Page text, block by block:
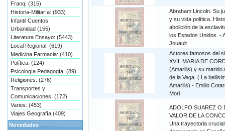
Abraham Lincoln. Su
y su vida política.
abolición de la
los Estados Unidos. -
Jouault
Actores famosos del
XVII. MARIA DE
(Amarilis) y su marido
de la Vega. ( La
Amarilis) - Emilio
Mori
ADOLFO SUAREZ O
VALOR DE LA
Una trayectoria
Franq. (315)
Historia-Militaría: (933)
Infantil Cuentos
Urbanidad (155)
Literatura Ensayo: (5443)
Local Regional: (619)
Medicina Farmacia: (410)
Política: (124)
Psicología Pedagogía: (89)
Religiones: (276)
Transportes y
Comunicaciones: (172)
Varios: (453)
Viajes Geografía (409)
Novedades